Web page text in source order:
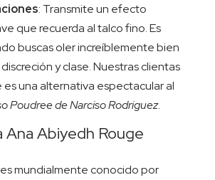
: Transmite un efecto
que recuerda al talco fino. Es
buscas oler increíblemente bien
y clase. Nuestras clientas
una alternativa espectacular al
Poudree de Narciso Rodriguez.
Ana Abiyedh Rouge
mundialmente conocido por